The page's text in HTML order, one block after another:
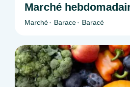
Marché
Marché Barace Baracé